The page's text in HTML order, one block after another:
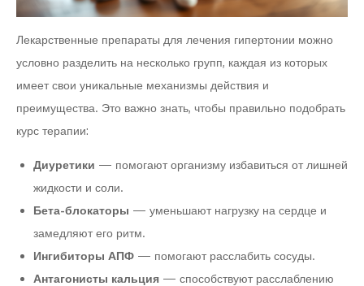
Лекарственные препараты для лечения гипертонии можно
условно разделить на несколько групп, каждая из которых
имеет свои уникальные механизмы действия и
преимущества. Это важно знать, чтобы правильно подобрать
курс терапии:
Диуретики — помогают организму избавиться от лишней
жидкости и соли.
Бета-блокаторы — уменьшают нагрузку на сердце и
замедляют его ритм.
Ингибиторы АПФ — помогают расслабить сосуды.
Антагонисты кальция — способствуют расслаблению